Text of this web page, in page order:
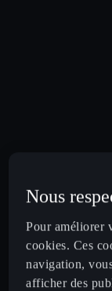
Nous
Pour améliorer
cookies. Ces
navigation,
afficher des